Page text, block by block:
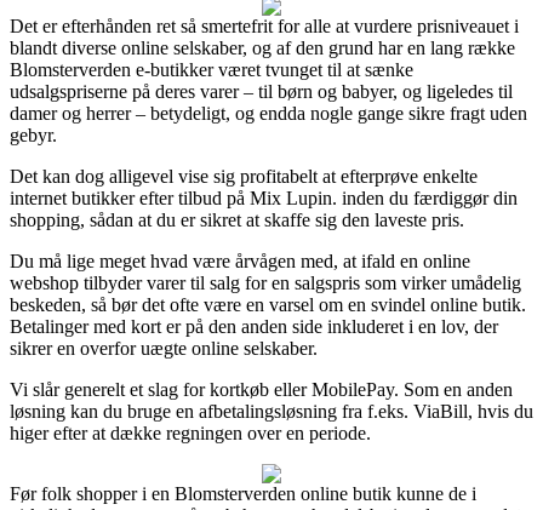
Det er efterhånden ret så smertefrit for alle at vurdere prisniveauet i
blandt diverse online selskaber, og af den grund har en lang række
Blomsterverden e-butikker været tvunget til at sænke
udsalgspriserne på deres varer – til børn og babyer, og ligeledes til
damer og herrer – betydeligt, og endda nogle gange sikre fragt uden
gebyr.
Det kan dog alligevel vise sig profitabelt at efterprøve enkelte
internet butikker efter tilbud på Mix Lupin. inden du færdiggør din
shopping, sådan at du er sikret at skaffe sig den laveste pris.
Du må lige meget hvad være årvågen med, at ifald en online
webshop tilbyder varer til salg for en salgspris som virker umådelig
beskeden, så bør det ofte være en varsel om en svindel online butik.
Betalinger med kort er på den anden side inkluderet i en lov, der
sikrer en overfor uægte online selskaber.
Vi slår generelt et slag for kortkøb eller MobilePay. Som en anden
løsning kan du bruge en afbetalingsløsning fra f.eks. ViaBill, hvis du
higer efter at dække regningen over en periode.
Før folk shopper i en Blomsterverden online butik kunne de i